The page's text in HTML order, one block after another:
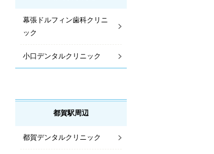
幕張ドルフィン歯科クリニ
ック
小口デンタルクリニック
都賀駅周辺
都賀デンタルクリニック